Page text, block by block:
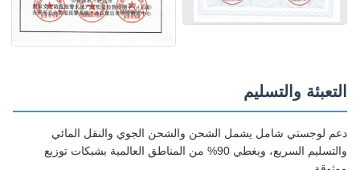
التعبئة والتسليم
دعم لوجستي شامل يشمل الشحن والشحن الجوي والنقل المائي
والتسليم السريع، ويغطي 90% من المناطق العالمية بشبكات توزيع